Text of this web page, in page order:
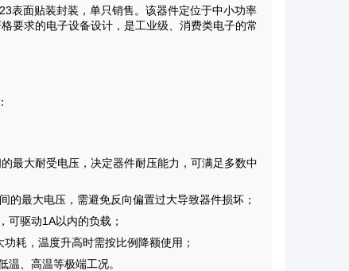
表面贴装封装，单只销售。该器件定位于中小功率
要求的电子设备设计，是工业级、消费类电子的常
最大耐受电压，决定器件耐压能力，可满足多数中
的最大电压，需避免反向偏置过大导致器件损坏；
可驱动1A以内的负载；
耗，温度升高时需按比例降额使用；
、高温等极端工况。